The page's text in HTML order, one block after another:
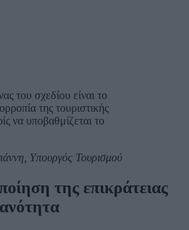
του σχεδίου είναι το
της τουριστικής
να υποβαθμίζεται το
Υπουργός Τουρισμού
της επικράτειας